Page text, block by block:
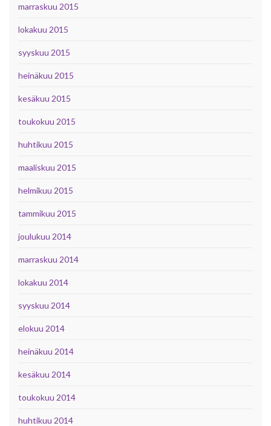
marraskuu 2015
lokakuu 2015
syyskuu 2015
heinäkuu 2015
kesäkuu 2015
toukokuu 2015
huhtikuu 2015
maaliskuu 2015
helmikuu 2015
tammikuu 2015
joulukuu 2014
marraskuu 2014
lokakuu 2014
syyskuu 2014
elokuu 2014
heinäkuu 2014
kesäkuu 2014
toukokuu 2014
huhtikuu 2014